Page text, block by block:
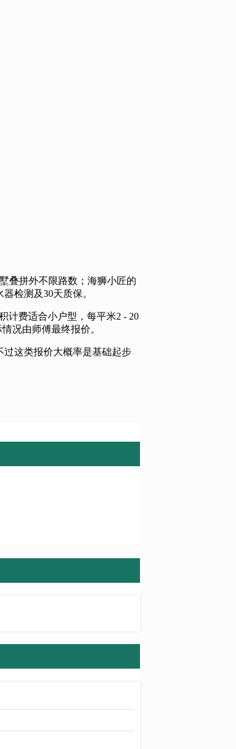
叠拼外不限路数；海狮小匠的
检测及30天质保。
计费适合小户型，每平米2 - 20
况由师傅最终报价。
过这类报价大概率是基础起步